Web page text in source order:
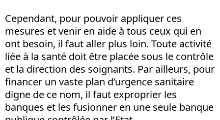
Cependant, pour pouvoir appliquer ces
mesures et venir en aide à tous ceux qui en
ont besoin, il faut aller plus loin. Toute activité
liée à la santé doit être placée sous le contrôle
et la direction des soignants. Par ailleurs, pour
financer un vaste plan d’urgence sanitaire
digne de ce nom, il faut exproprier les
banques et les fusionner en une seule banque